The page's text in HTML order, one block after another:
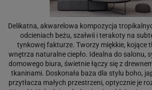
Delikatna, akwarelowa kompozycja
odcieniach beżu, szałwii i terakoty na
tynkowej fakturze. Tworzy miękkie, kojące
wnętrza naturalne ciepło. Idealna do salonu,
domowego biura, świetnie łączy się z
tkaninami. Doskonała baza dla stylu boho,
przytłacza małych przestrzeni, optycznie je